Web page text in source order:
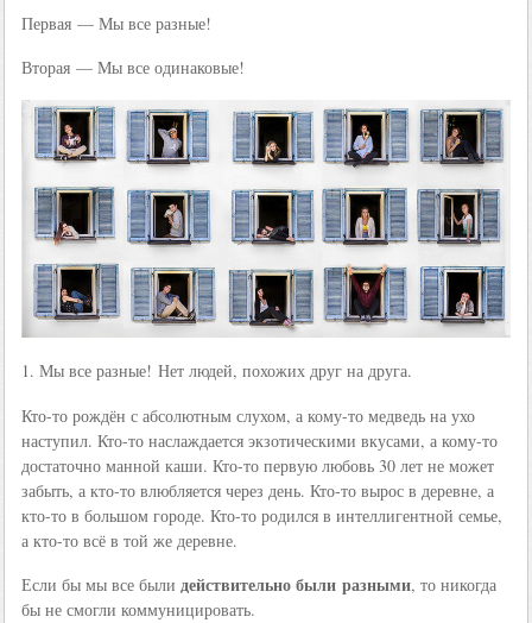
Первая — Мы все разные!
Вторая — Мы все одинаковые!
1. Мы все разные! Нет людей, похожих друг на друга.
Кто-то рождён с абсолютным слухом, а кому-то медведь на ухо
наступил. Кто-то наслаждается экзотическими вкусами, а кому-то
достаточно манной каши. Кто-то первую любовь 30 лет не может
забыть, а кто-то влюбляется через день. Кто-то вырос в деревне, а
кто-то в большом городе. Кто-то родился в интеллигентной семье,
а кто-то всё в той же деревне.
Если бы мы все были действительно были разными, то никогда
бы не смогли коммуницировать.